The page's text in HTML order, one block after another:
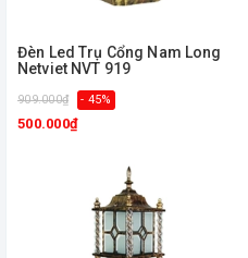
Đèn Led Trụ Cổng Nam Long
Netviet NVT 919
909.000₫ - 45%
500.000₫